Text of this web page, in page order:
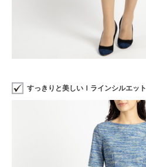
すっきりと美しいＩラインシルエット